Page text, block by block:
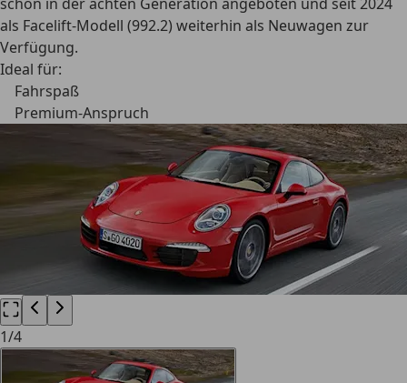
als Facelift-Modell (992.2) weiterhin als Neuwagen zur
Verfügung.
Ideal für:
Fahrspaß
Premium-Anspruch
1/4